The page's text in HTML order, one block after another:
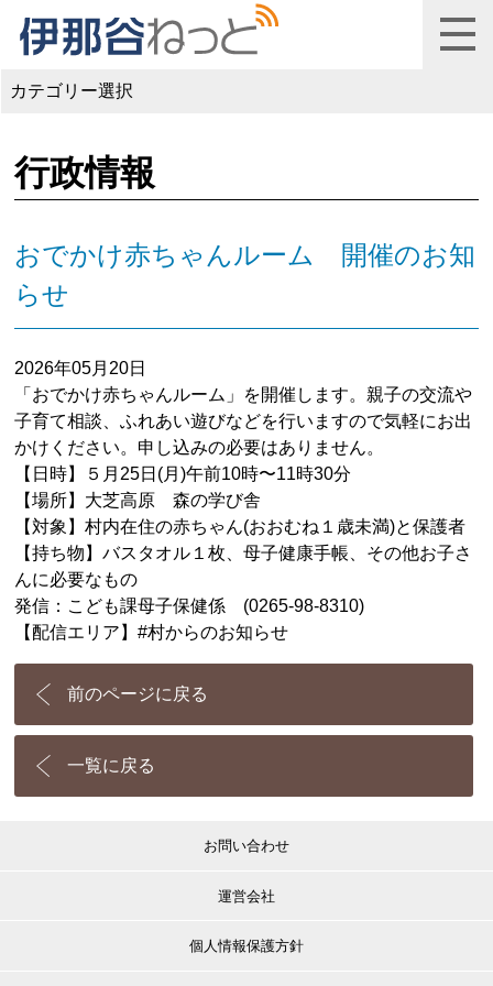
カテゴリー選択
行政情報
おでかけ赤ちゃんルーム 開催のお知
らせ
2026年05月20日
「おでかけ赤ちゃんルーム」を開催します。親子の交流や
子育て相談、ふれあい遊びなどを行いますので気軽にお出
かけください。申し込みの必要はありません。
【日時】５月25日(月)午前10時〜11時30分
【場所】大芝高原 森の学び舎
【対象】村内在住の赤ちゃん(おおむね１歳未満)と保護者
【持ち物】バスタオル１枚、母子健康手帳、その他お子さ
んに必要なもの
発信：こども課母子保健係 (0265‐98-8310)
【配信エリア】#村からのお知らせ
前のページに戻る
一覧に戻る
お問い合わせ
運営会社
個人情報保護方針